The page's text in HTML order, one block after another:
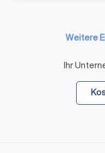
Weitere
Ihr